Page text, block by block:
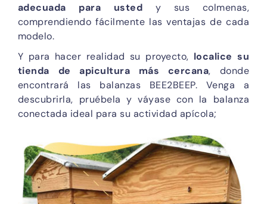
adecuada para usted y sus colmenas,
comprendiendo fácilmente las ventajas de cada
modelo.
Y para hacer realidad su proyecto, localice su
tienda de apicultura más cercana, donde
encontrará las balanzas BEE2BEEP. Venga a
descubrirla, pruébela y váyase con la balanza
conectada ideal para su actividad apícola;